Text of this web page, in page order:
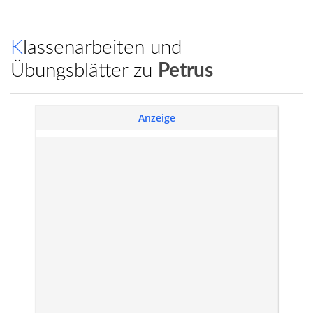
Klassenarbeiten und
Übungsblätter zu Petrus
Anzeige